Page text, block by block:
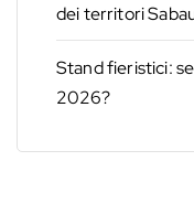
dei territori
Stand fieristici:
2026?